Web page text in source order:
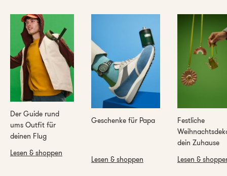
Der Guide rund
ums Outfit für
deinen Flug
Lesen & shoppen
Geschenke für Papa
Lesen & shoppen
Festliche
dein Zuhause
Lesen &